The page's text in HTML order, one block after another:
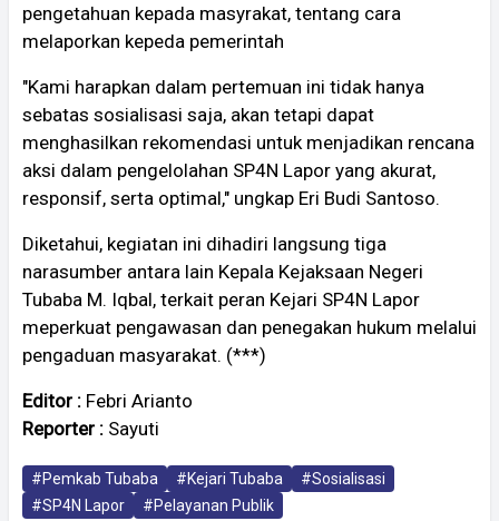
pengetahuan kepada masyrakat, tentang cara
melaporkan kepeda pemerintah
"Kami harapkan dalam pertemuan ini tidak hanya
sebatas sosialisasi saja, akan tetapi dapat
menghasilkan rekomendasi untuk menjadikan rencana
aksi dalam pengelolahan SP4N Lapor yang akurat,
responsif, serta optimal," ungkap Eri Budi Santoso.
Diketahui, kegiatan ini dihadiri langsung tiga
narasumber antara lain Kepala Kejaksaan Negeri
Tubaba M. Iqbal, terkait peran Kejari SP4N Lapor
meperkuat pengawasan dan penegakan hukum melalui
pengaduan masyarakat. (***)
Editor : Febri Arianto
Reporter : Sayuti
#Pemkab Tubaba #Kejari Tubaba
#Sosialisasi
#SP4N Lapor
#Pelayanan Publik